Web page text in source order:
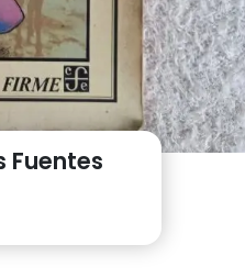
Fuentes